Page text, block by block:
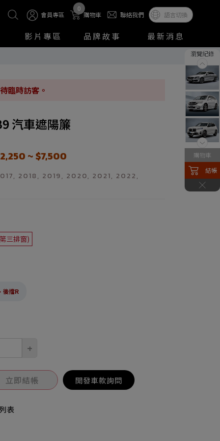
會員專區
0
購物車 聯絡我們 語言切換
影片專區 品牌故事 最新消息
臨時訪客。
汽車遮陽簾
~ $7,500
2018, 2019, 2020, 2021, 2022,
三排窗)
後擋R
+
立即結帳 開發車款詢問
表
瀏覽紀錄
購物車
結帳